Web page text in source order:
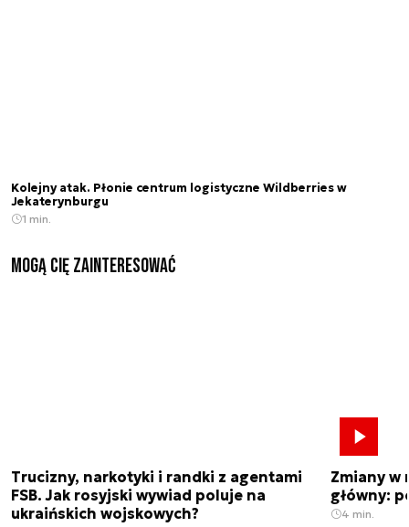
Kolejny atak. Płonie centrum logistyczne Wildberries w
Jekaterynburgu
1 min.
Mogą Cię zainteresować
Trucizny, narkotyki i randki z agentami
FSB. Jak rosyjski wywiad poluje na
ukraińskich wojskowych?
Zmiany w
główny:
4 min.